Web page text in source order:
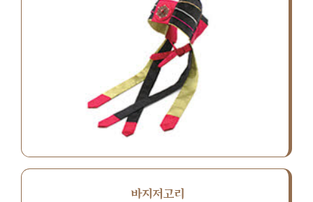
바지저고리